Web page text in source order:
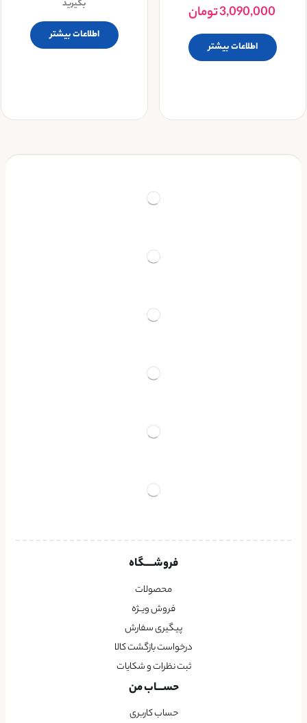
3,090,000تومان
اطلاعات بیشتر
بگیرید
اطلاعات بیشتر
فروشــــگاه
محصولات
فروش ویــژه
پیگیری سفارش
درخواست بازگشت کالا
ثبت نظرات و شکایات
حســـاب من
حساب کاربری